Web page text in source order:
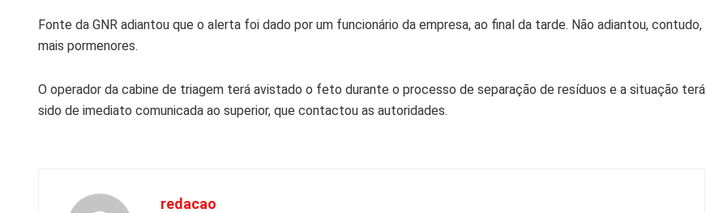
Fonte da GNR adiantou que o alerta foi dado por um funcionário da empresa, ao final da tarde. Não adiantou, contudo,
mais pormenores.
O operador da cabine de triagem terá avistado o feto durante o processo de separação de resíduos e a situação terá
sido de imediato comunicada ao superior, que contactou as autoridades.
redacao